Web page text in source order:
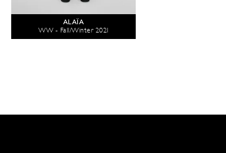
ALAÏA
WW - Fall/Winter 2021